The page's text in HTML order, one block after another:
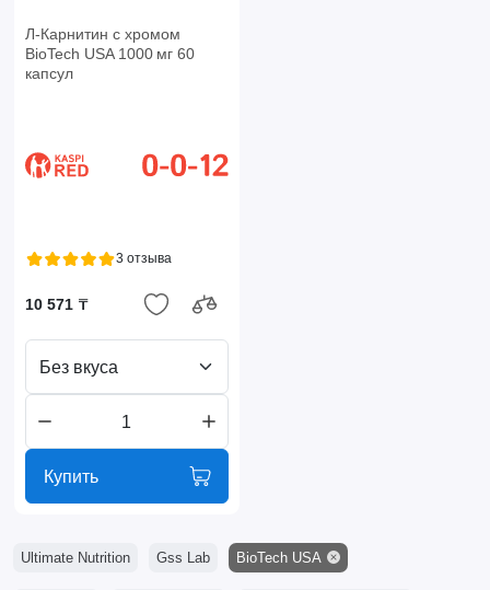
Л-Карнитин с хромом
BioTech USA 1000 мг 60
капсул
3 отзыва
10 571 ₸
Без вкуса
Купить
Ultimate Nutrition Gss Lab BioTech USA